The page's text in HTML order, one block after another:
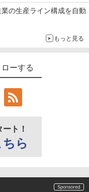
の生産ライン構成を自動
もっと見る
ーする
ト！
ら